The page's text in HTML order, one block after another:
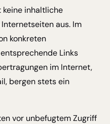
keine inhaltliche
aus. Im
konkreten
Links
im Internet,
bergen stets ein
vor unbefugtem Zugriff